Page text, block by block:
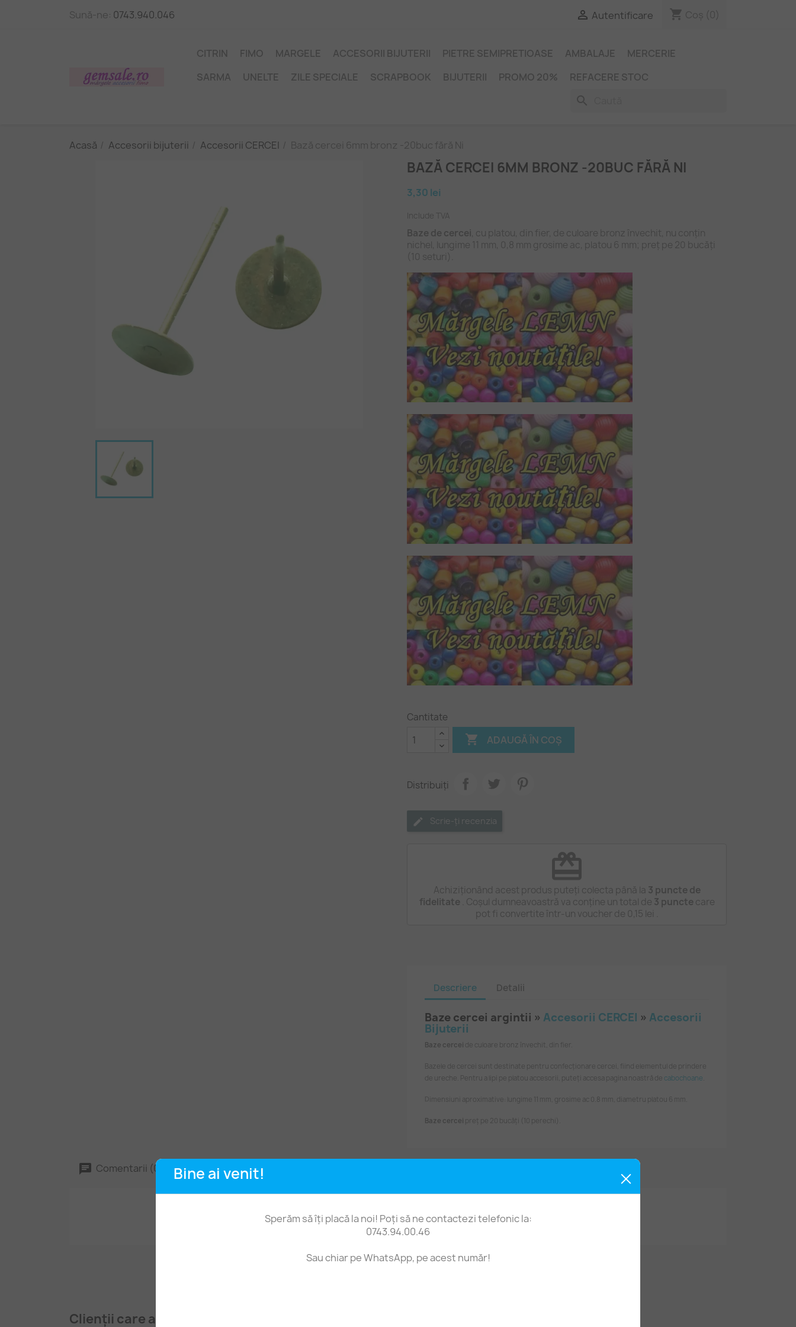
Bine ai venit!
Sperăm să îți placă la noi! Poți să ne contactezi telefonic la:
0743.94.00.46
Sau chiar pe WhatsApp, pe acest număr!
Sună-ne: 0743.940.046  Autentificare shopping_cart Coș (0)
CITRIN FIMO MARGELE ACCESORII BIJUTERII PIETRE SEMIPRETIOASE AMBALAJE
MERCERIE
SARMA
UNELTE ZILE SPECIALE SCRAPBOOK BIJUTERII PROMO 20% REFACERE STOC
search
Acasă Accesorii bijuterii Accesorii CERCEI Bază cercei 6mm bronz -20buc fără Ni
BAZĂ CERCEI 6MM BRONZ -20BUC FĂRĂ NI
3,30 lei
Include TVA
Baze de cercei, cu platou, din fier, de culoare bronz învechit, nu conțin
nichel, lungime 11 mm, 0,8 mm grosime ac, platou 6 mm; preț pe 20 bucăți
(10 seturi).
Cantitate
 ADAUGĂ ÎN COȘ
Distribuiți
Scrie-ți recenzia
redeem
Achiziționând acest produs puteți colecta până la 3 puncte de
fidelitate . Coșul dumneavoastră va conține un total de 3 puncte care
pot fi convertite într-un voucher de 0,15 lei
Descriere Detalii
Baze cercei argintii » Accesorii CERCEI » Accesorii
Bijuterii
Baze cercei de culoare bronz învechit, din fier.
Bazele de cercei sunt destinate pentru confecționare cercei, fiind elementul de prindere
de ureche. Pentru a lipi pe platou accesorii, puteți accesa pagina noastră de cabochoane.
Dimensiuni aproximative: lungime 11 mm, grosime ac 0.8 mm, diametru platou 6 mm.
Baze cercei preț pe 20 bucăți (10 perechi).
Comentarii (0)
Fii primul care scrie o recenzie
Clienții care au cumpărat acest produs au mai cumpărat și: